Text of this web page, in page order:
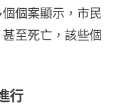
個案顯示，市民
至死亡，該些個
行